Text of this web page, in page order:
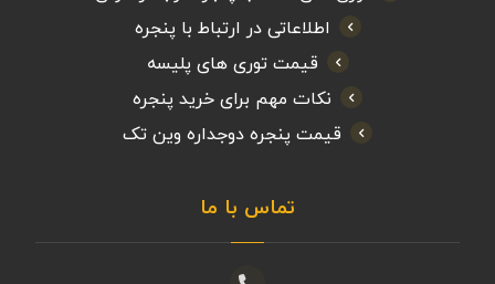
اطلاعاتی در ارتباط با پنجره
قیمت توری های پلیسه
نکات مهم برای خرید پنجره
قیمت پنجره دوجداره وین تک
تماس با ما